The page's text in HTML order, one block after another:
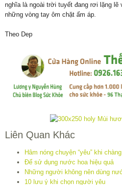
nghĩa là ngoài trời tuyết đang rơi lặng lẽ
những vòng tay ôm chặt ấm áp.
Theo Dep
Liên Quan Khác
Hâm nóng chuyện “yêu” khi
Để sử dụng nước hoa hiệu quả
Những người không nên dùng
10 lưu ý khi chọn người yêu